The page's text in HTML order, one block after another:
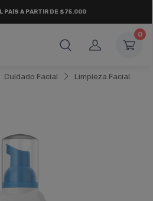
PAÍS A PARTIR DE $75.000
0
Cuidado Facial
Limpieza Facial